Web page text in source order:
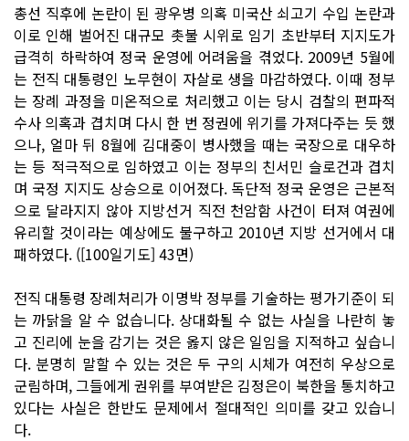
총선 직후에 논란이 된 광우병 의혹 미국산 쇠고기 수입 논란과
이로 인해 벌어진 대규모 촛불 시위로 임기 초반부터 지지도가
급격히 하락하여 정국 운영에 어려움을 겪었다. 2009년 5월에
는 전직 대통령인 노무현이 자살로 생을 마감하였다. 이때 정부
는 장례 과정을 미온적으로 처리했고 이는 당시 검찰의 편파적
수사 의혹과 겹치며 다시 한 번 정권에 위기를 가져다주는 듯 했
으나, 얼마 뒤 8월에 김대중이 병사했을 때는 국장으로 대우하
는 등 적극적으로 임하였고 이는 정부의 친서민 슬로건과 겹치
며 국정 지지도 상승으로 이어졌다. 독단적 정국 운영은 근본적
으로 달라지지 않아 지방선거 직전 천암함 사건이 터져 여권에
유리할 것이라는 예상에도 불구하고 2010년 지방 선거에서 대
패하였다. ([100일기도] 43면)
전직 대통령 장례처리가 이명박 정부를 기술하는 평가기준이 되
는 까닭을 알 수 없습니다. 상대화될 수 없는 사실을 나란히 놓
고 진리에 눈을 감기는 것은 옳지 않은 일임을 지적하고 싶습니
다. 분명히 말할 수 있는 것은 두 구의 시체가 여전히 우상으로
군림하며, 그들에게 권위를 부여받은 김정은이 북한을 통치하고
있다는 사실은 한반도 문제에서 절대적인 의미를 갖고 있습니
다.